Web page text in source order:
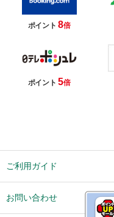
ポイント8倍
ポイント5倍
ご利用ガイド
お問い合わせ